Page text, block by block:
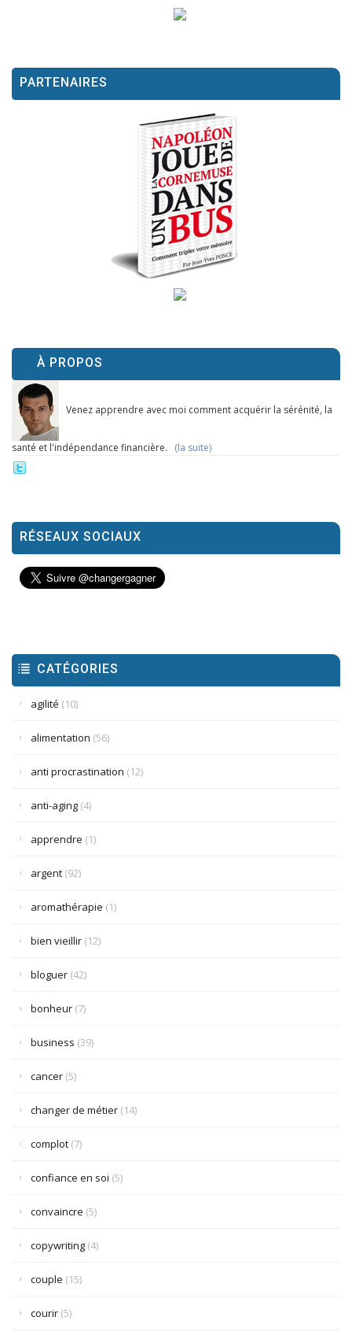
PARTENAIRES
À PROPOS
Venez apprendre avec moi comment acquérir la sérénité, la
santé et l'indépendance financière. (la suite)
RÉSEAUX SOCIAUX
CATÉGORIES
agilité (10)
alimentation (56)
anti procrastination (12)
anti-aging (4)
apprendre (1)
argent (92)
aromathérapie (1)
bien vieillir (12)
bloguer (42)
bonheur (7)
business (39)
cancer (5)
changer de métier (14)
complot (7)
confiance en soi (5)
convaincre (5)
copywriting (4)
couple (15)
courir (5)